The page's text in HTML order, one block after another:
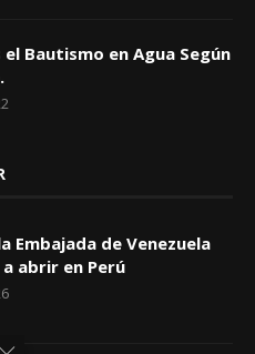
el Bautismo en Agua Según
Embajada de Venezuela
abrir en Perú